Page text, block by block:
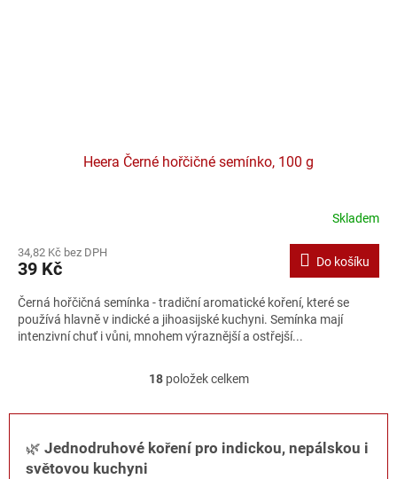
Heera Černé hořčičné semínko, 100 g
produktu
je
z
5
hvězdiček.
Skladem
34,82 Kč bez DPH
39 Kč Do košíku
Černá hořčičná semínka - tradiční aromatické koření, které se
používá hlavně v indické a jihoasijské kuchyni. Semínka mají
intenzivní chuť i vůni, mnohem výraznější a ostřejší...
O
l
d
18položek celkem
🌿 Jednodruhové koření pro indickou, nepálskou i
světovou kuchyni